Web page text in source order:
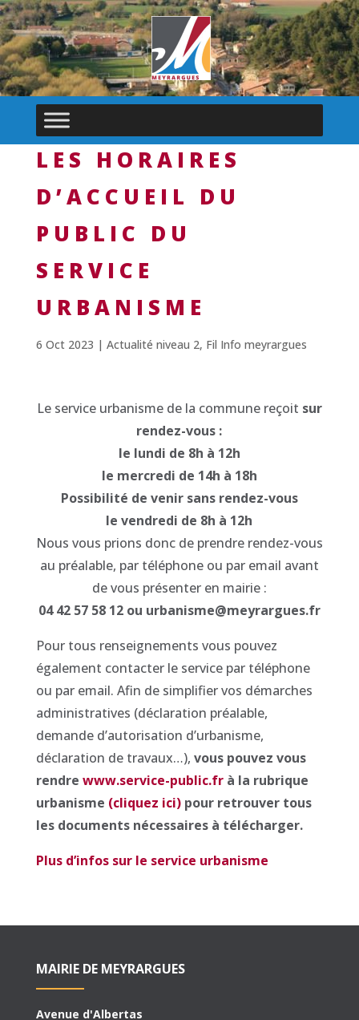
LES HORAIRES
D’ACCUEIL DU
PUBLIC DU
SERVICE
URBANISME
6 Oct 2023 | Actualité niveau 2, Fil Info meyrargues
Le service urbanisme de la commune reçoit sur
rendez-vous :
le lundi de 8h à 12h
le mercredi de 14h à 18h
Possibilité de venir sans rendez-vous
le vendredi de 8h à 12h
Nous vous prions donc de prendre rendez-vous
au préalable, par téléphone ou par email avant
de vous présenter en mairie :
04 42 57 58 12 ou urbanisme@meyrargues.fr
Pour tous renseignements vous pouvez
également contacter le service par téléphone
ou par email. Afin de simplifier vos démarches
administratives (déclaration préalable,
demande d’autorisation d’urbanisme,
déclaration de travaux…), vous pouvez vous
rendre www.service-public.frà la rubrique
urbanisme (cliquez ici)pour retrouver tous
les documents nécessaires à télécharger.
Plus d’infos sur le service urbanisme
MAIRIE DE MEYRARGUES
Avenue d'Albertas